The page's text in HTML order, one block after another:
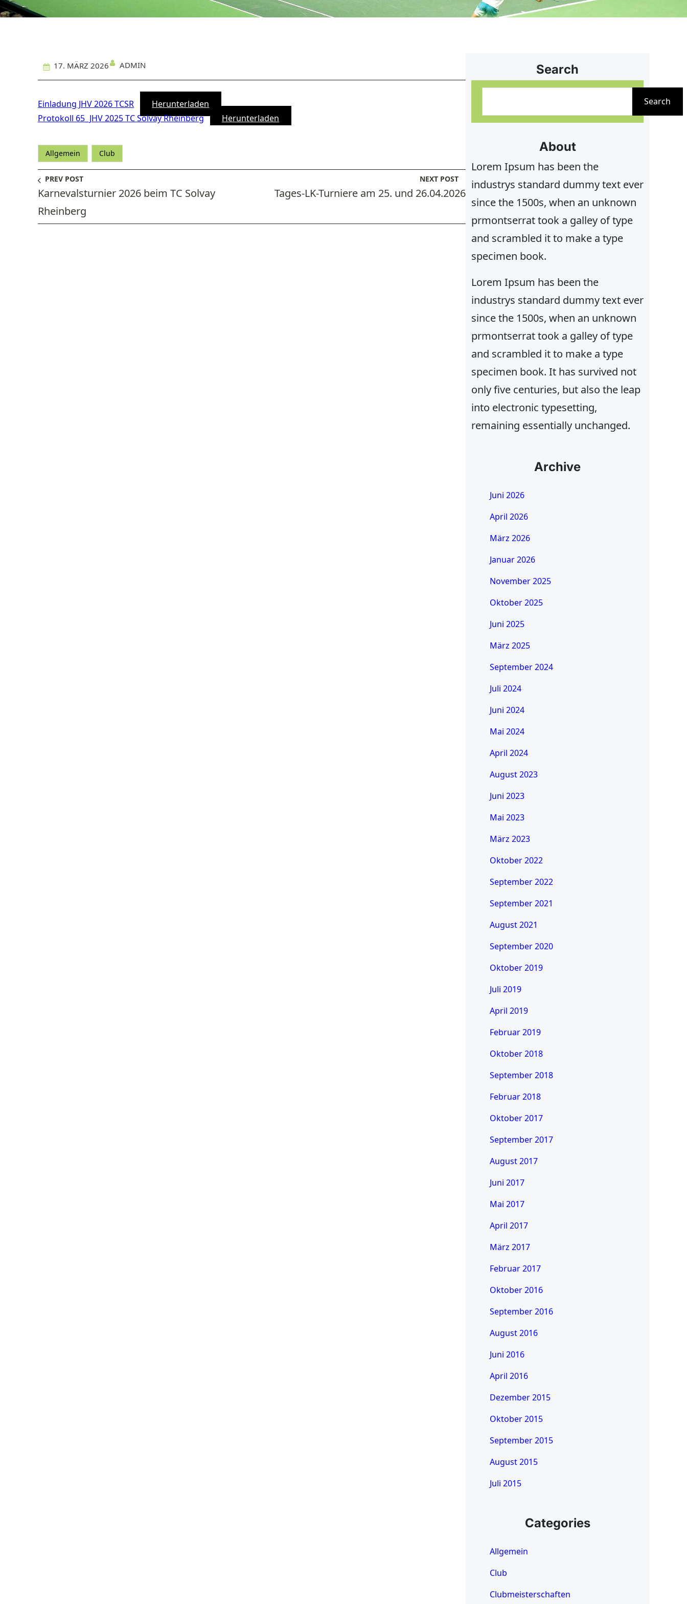
17. MÄRZ 2026 ADMIN
Einladung JHV 2026 TCSR
Herunterladen
Protokoll 65_JHV 2025 TC Solvay Rheinberg
Herunterladen
Allgemein Club
PREV POST
Karnevalsturnier 2026 beim TC Solvay
Rheinberg
NEXT POST
Tages-LK-Turniere am 25. und 26.04.2026
Search
c
e
n
Search
About
Lorem Ipsum has been the
industrys standard dummy text ever
since the 1500s, when an unknown
prmontserrat took a galley of type
and scrambled it to make a type
specimen book.
Lorem Ipsum has been the
industrys standard dummy text ever
since the 1500s, when an unknown
prmontserrat took a galley of type
and scrambled it to make a type
specimen book. It has survived not
only five centuries, but also the leap
into electronic typesetting,
remaining essentially unchanged.
Archive
Juni 2026
April 2026
März 2026
Januar 2026
November 2025
Oktober 2025
Juni 2025
März 2025
September 2024
Juli 2024
Juni 2024
Mai 2024
April 2024
August 2023
Juni 2023
Mai 2023
März 2023
Oktober 2022
September 2022
September 2021
August 2021
September 2020
Oktober 2019
Juli 2019
April 2019
Februar 2019
Oktober 2018
September 2018
Februar 2018
Oktober 2017
September 2017
August 2017
Juni 2017
Mai 2017
April 2017
März 2017
Februar 2017
Oktober 2016
September 2016
August 2016
Juni 2016
April 2016
Dezember 2015
Oktober 2015
September 2015
August 2015
Juli 2015
Categories
Allgemein
Club
Clubmeisterschaften